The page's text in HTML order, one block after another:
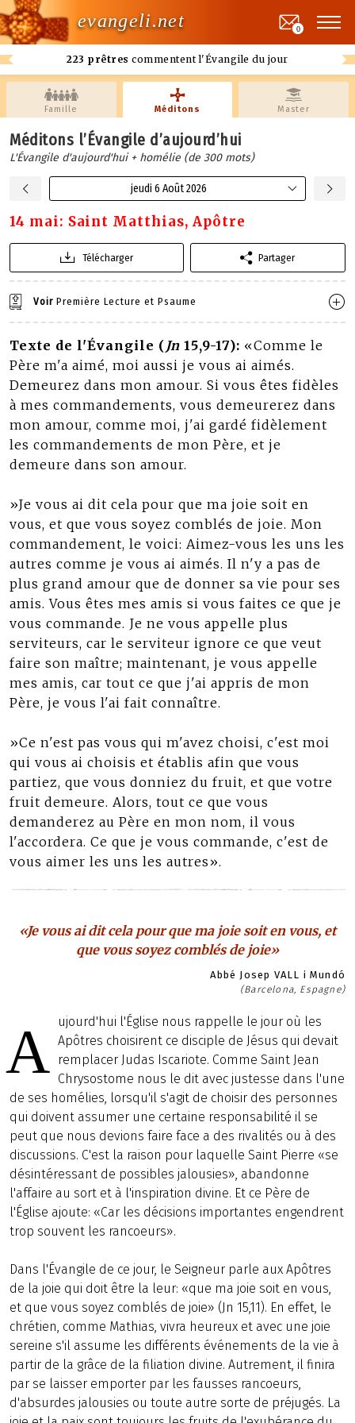
evangeli.net
223 prêtres commentent l'Évangile du jour
0
Famille Méditons Master
Méditons l’Évangile d’aujourd’hui
L'Évangile d'aujourd'hui + homélie (de 300 mots)
jeudi 6 Août 2026
14 mai: Saint Matthias, Apôtre
Télécharger Partager
Voir Première Lecture et Psaume
Texte de l'Évangile ( Jn 15,9-17): «Comme le
Père m'a aimé, moi aussi je vous ai aimés.
Demeurez dans mon amour. Si vous êtes fidèles
à mes commandements, vous demeurerez dans
mon amour, comme moi, j'ai gardé fidèlement
les commandements de mon Père, et je
demeure dans son amour.
»Je vous ai dit cela pour que ma joie soit en
vous, et que vous soyez comblés de joie. Mon
commandement, le voici: Aimez-vous les uns les
autres comme je vous ai aimés. Il n'y a pas de
plus grand amour que de donner sa vie pour ses
amis. Vous êtes mes amis si vous faites ce que je
vous commande. Je ne vous appelle plus
serviteurs, car le serviteur ignore ce que veut
faire son maître; maintenant, je vous appelle
mes amis, car tout ce que j'ai appris de mon
Père, je vous l'ai fait connaître.
»Ce n'est pas vous qui m'avez choisi, c'est moi
qui vous ai choisis et établis afin que vous
partiez, que vous donniez du fruit, et que votre
fruit demeure. Alors, tout ce que vous
demanderez au Père en mon nom, il vous
l'accordera. Ce que je vous commande, c'est de
vous aimer les uns les autres».
«Je vous ai dit cela pour que ma joie soit en vous, et
que vous soyez comblés de joie»
Abbé Josep VALL i Mundó
(Barcelona, Espagne)
A
ujourd'hui l'Église nous rappelle le jour où les
Apôtres choisirent ce disciple de Jésus qui devait
remplacer Judas Iscariote. Comme Saint Jean
Chrysostome nous le dit avec justesse dans l'une
de ses homélies, lorsqu'il s'agit de choisir des personnes
qui doivent assumer une certaine responsabilité il se
peut que nous devions faire face a des rivalités ou à des
discussions. C'est la raison pour laquelle Saint Pierre «se
désintéressant de possibles jalousies», abandonne
l'affaire au sort et à l'inspiration divine. Et ce Père de
l'Église ajoute: «Car les décisions importantes engendrent
trop souvent les rancoeurs».
Dans l'Évangile de ce jour, le Seigneur parle aux Apôtres
de la joie qui doit être la leur: «que ma joie soit en vous,
et que vous soyez comblés de joie» (Jn 15,11). En effet, le
chrétien, comme Mathias, vivra heureux et avec une joie
sereine s'il assume les différents événements de la vie à
partir de la grâce de la filiation divine. Autrement, il finira
par se laisser emporter par les fausses rancoeurs,
d'absurdes jalousies ou toute autre sorte de préjugés. La